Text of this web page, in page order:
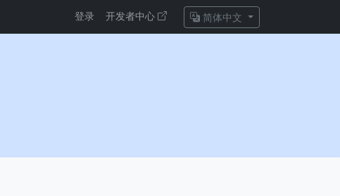
登录 开发者中心 简体中文